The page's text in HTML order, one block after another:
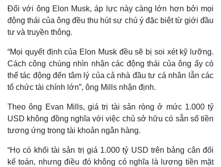
Đối với ông Elon Musk, áp lực này càng lớn hơn bởi mọi
động thái của ông đều thu hút sự chú ý đặc biệt từ giới đầu
tư và truyền thông.
“Mọi quyết định của Elon Musk đều sẽ bị soi xét kỹ lưỡng.
Cách công chúng nhìn nhận các động thái của ông ấy có
thể tác động đến tâm lý của cả nhà đầu tư cá nhân lẫn các
tổ chức tài chính lớn”, ông Mills nhận định.
Theo ông Evan Mills, giá trị tài sản ròng ở mức 1.000 tỷ
USD không đồng nghĩa với việc chủ sở hữu có sẵn số tiền
tương ứng trong tài khoản ngân hàng.
“Họ có khối tài sản trị giá 1.000 tỷ USD trên bảng cân đối
kế toán, nhưng điều đó không có nghĩa là lượng tiền mặt